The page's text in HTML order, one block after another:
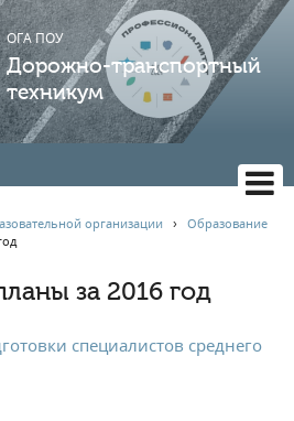
ОГА ПОУ
Дорожно-транспортный
техникум
организации ›Образование
за 2016 год
специалистов среднего